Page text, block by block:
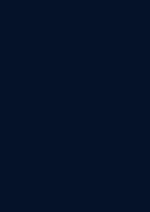
U
joreale
Gjatë